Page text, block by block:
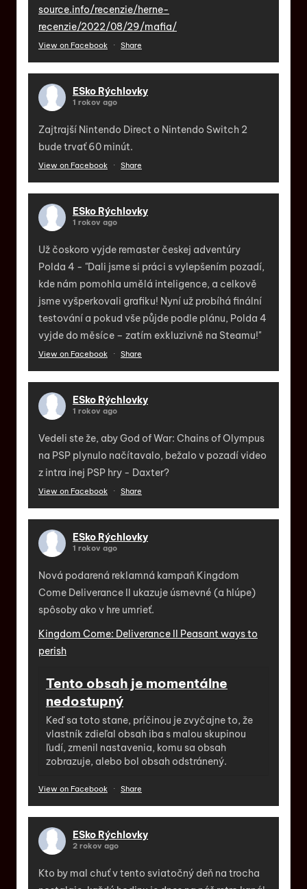
source.info/recenzie/herne-
recenzie/2022/08/29/mafia/
View on Facebook · Share
ESko Rýchlovky
1 rokov ago
Zajtrajší Nintendo Direct o Nintendo Switch 2
bude trvať 60 minút.
View on Facebook · Share
ESko Rýchlovky
1 rokov ago
Už čoskoro vyjde remaster českej adventúry
Polda 4 - "Dali jsme si práci s vylepšením pozadí,
kde nám pomohla umělá inteligence, a celkově
jsme vyšperkovali grafiku! Nyní už probíhá finální
testování a pokud vše půjde podle plánu, Polda 4
vyjde do měsíce – zatím exkluzivně na Steamu!"
View on Facebook · Share
ESko Rýchlovky
1 rokov ago
Vedeli ste že, aby God of War: Chains of Olympus
na PSP plynulo načítavalo, bežalo v pozadí video
z intra inej PSP hry - Daxter?
View on Facebook · Share
ESko Rýchlovky
1 rokov ago
Nová podarená reklamná kampaň Kingdom
Come Deliverance II ukazuje úsmevné (a hlúpe)
spôsoby ako v hre umrieť.
Kingdom Come: Deliverance II Peasant ways to
perish
Tento obsah je momentálne
nedostupný
Keď sa toto stane, príčinou je zvyčajne to, že
vlastník zdieľal obsah iba s malou skupinou
ľudí, zmenil nastavenia, komu sa obsah
zobrazuje, alebo bol obsah odstránený.
View on Facebook · Share
ESko Rýchlovky
2 rokov ago
Kto by mal chuť v tento sviatočný deň na trocha